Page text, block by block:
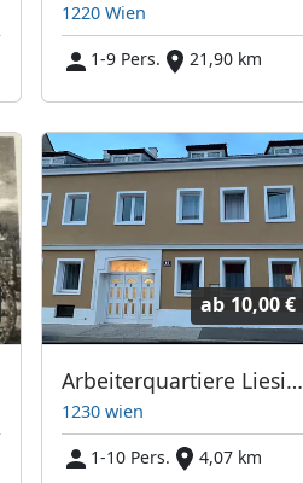
1220 Wien
1-9 Pers.
21,90 km
ab 10,00 €
Arbeiterquartiere Liesing
1230 wien
1-10 Pers.
4,07 km